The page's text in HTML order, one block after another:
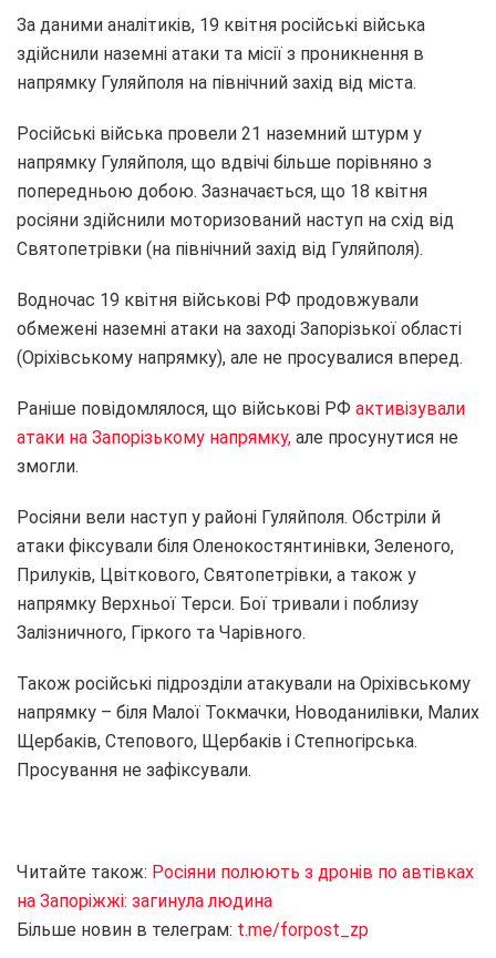
За даними аналітиків, 19 квітня російські війська
здійснили наземні атаки та місії з проникнення в
напрямку Гуляйполя на північний захід від міста.
Російські війська провели 21 наземний штурм у
напрямку Гуляйполя, що вдвічі більше порівняно з
попередньою добою. Зазначається, що 18 квітня
росіяни здійснили моторизований наступ на схід від
Святопетрівки (на північний захід від Гуляйполя).
Водночас 19 квітня військові РФ продовжували
обмежені наземні атаки на заході Запорізької області
(Оріхівському напрямку), але не просувалися вперед.
Раніше повідомлялося, що військові РФ активізували
атаки на Запорізькому напрямку, але просунутися не
змогли.
Росіяни вели наступ у районі Гуляйполя. Обстріли й
атаки фіксували біля Оленокостянтинівки, Зеленого,
Прилуків, Цвіткового, Святопетрівки, а також у
напрямку Верхньої Терси. Бої тривали і поблизу
Залізничного, Гіркого та Чарівного.
Також російські підрозділи атакували на Оріхівському
напрямку – біля Малої Токмачки, Новоданилівки, Малих
Щербаків, Степового, Щербаків і Степногірська.
Просування не зафіксували.
Читайте також: Росіяни полюють з дронів по автівках
на Запоріжжі: загинула людина
Більше новин в телеграм: t.me/forpost_zp